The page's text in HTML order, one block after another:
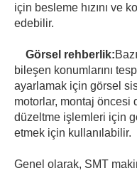
için besleme hızını ve
edebilir.
Görsel rehberlik:
bileşen konumlarını
ayarlamak için görsel
motorlar, montaj öncesi
düzeltme işlemleri için
etmek için kullanılabilir.
Genel olarak, SMT